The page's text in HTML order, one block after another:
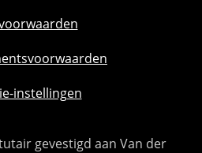
instellingen
gevestigd aan Van der